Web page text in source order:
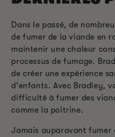
Dans le passé, de
de fumer de la viande en
maintenir une chaleur
processus de fumage.
de créer une expérience
d'enfants. Avec Bradley,
difficulté à fumer des
comme la poitrine.
Jamais auparavant fumer